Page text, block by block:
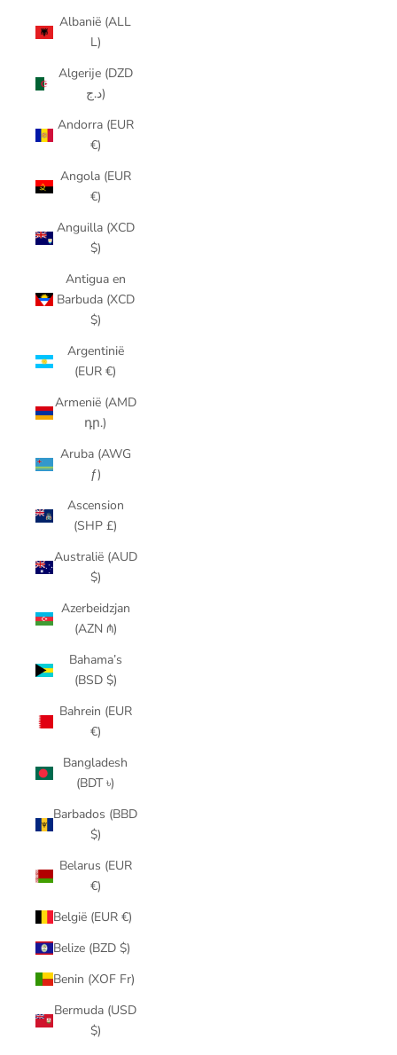
Albanië (ALL
L)
Algerije (DZD
د.ج)
Andorra (EUR
€)
Angola (EUR
€)
Anguilla (XCD
$)
Antigua en
Barbuda (XCD
$)
Argentinië
(EUR €)
Armenië (AMD
դր.)
Aruba (AWG
ƒ)
Ascension
(SHP £)
Australië (AUD
$)
Azerbeidzjan
(AZN ₼)
Bahama’s
(BSD $)
Bahrein (EUR
€)
Bangladesh
(BDT ৳)
Barbados (BBD
$)
Belarus (EUR
€)
België (EUR €)
Belize (BZD $)
Benin (XOF Fr)
Bermuda (USD
$)